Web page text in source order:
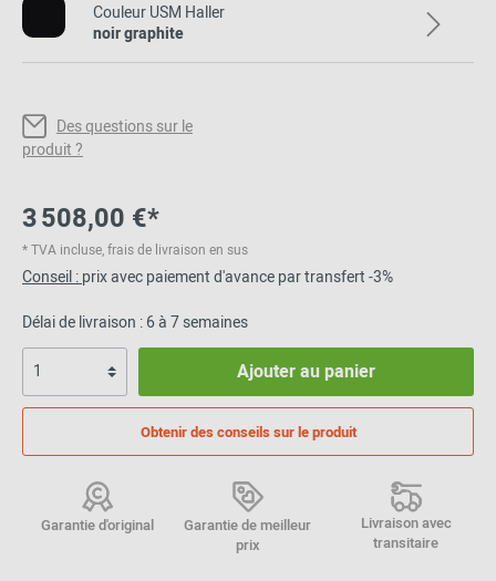
Couleur USM Haller
noir graphite
Des questions sur le
produit ?
3 508,00 €*
* TVA incluse, frais de livraison en sus
Conseil :prix avec paiement d'avance par transfert -3%
Délai de livraison : 6 à 7 semaines
Ajouter au panier
Obtenir des conseils sur le produit
Garantie d'original
Garantie de meilleur
prix
Livraison avec
transitaire